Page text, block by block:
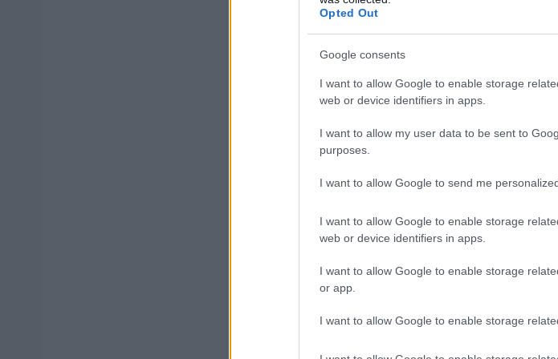
Opted Out
Google consents
I want to allow Google to enable storage
web or device identifiers in apps.
I want to allow my user data to be sent to
purposes.
I want to allow Google to send me
I want to allow Google to enable storage
web or device identifiers in apps.
I want to allow Google to enable storage
or app.
I want to allow Google to enable storage
Διευρύνεται το καθημερινό όριο στο